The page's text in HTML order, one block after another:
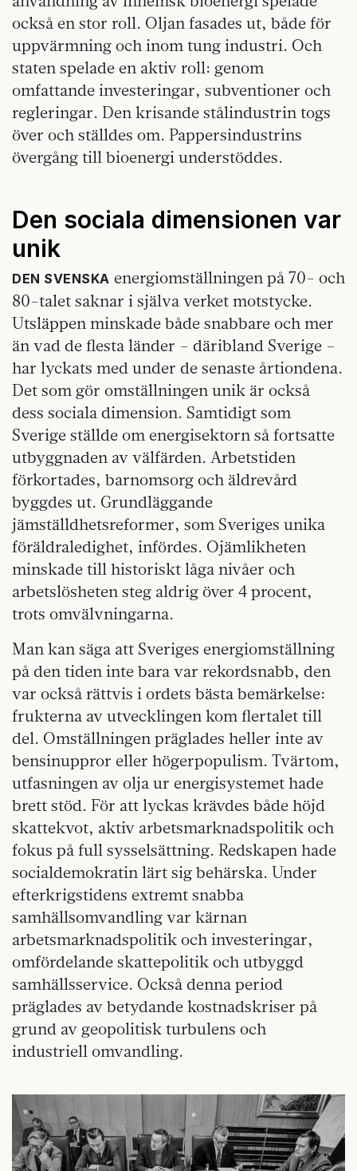
också en stor roll. Oljan fasades ut, både för
uppvärmning och inom tung industri. Och
staten spelade en aktiv roll: genom
omfattande investeringar, subventioner och
regleringar. Den krisande stålindustrin togs
över och ställdes om. Pappersindustrins
övergång till bioenergi understöddes.
Den sociala dimensionen var
unik
DEN SVENSKA energiomställningen på 70- och
80-talet saknar i själva verket motstycke.
Utsläppen minskade både snabbare och mer
än vad de flesta länder – däribland Sverige –
har lyckats med under de senaste årtiondena.
Det som gör omställningen unik är också
dess sociala dimension. Samtidigt som
Sverige ställde om energisektorn så fortsatte
utbyggnaden av välfärden. Arbetstiden
förkortades, barnomsorg och äldrevård
byggdes ut. Grundläggande
jämställdhetsreformer, som Sveriges unika
föräldraledighet, infördes. Ojämlikheten
minskade till historiskt låga nivåer och
arbetslösheten steg aldrig över 4 procent,
trots omvälvningarna.
Man kan säga att Sveriges energiomställning
på den tiden inte bara var rekordsnabb, den
var också rättvis i ordets bästa bemärkelse:
frukterna av utvecklingen kom flertalet till
del. Omställningen präglades heller inte av
bensinuppror eller högerpopulism. Tvärtom,
utfasningen av olja ur energisystemet hade
brett stöd. För att lyckas krävdes både höjd
skattekvot, aktiv arbetsmarknadspolitik och
fokus på full sysselsättning. Redskapen hade
socialdemokratin lärt sig behärska. Under
efterkrigstidens extremt snabba
samhällsomvandling var kärnan
arbetsmarknadspolitik och investeringar,
omfördelande skattepolitik och utbyggd
samhällsservice. Också denna period
präglades av betydande kostnadskriser på
grund av geopolitisk turbulens och
industriell omvandling.